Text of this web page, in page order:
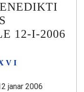
12-I-2006
janar 2006